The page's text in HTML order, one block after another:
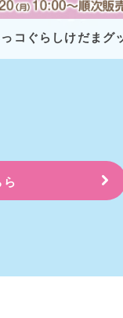
コぐらしけだまグ